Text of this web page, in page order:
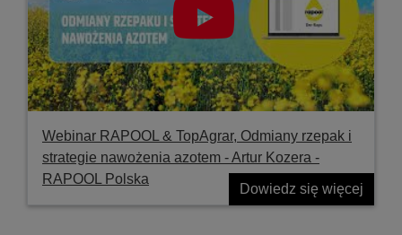
Webinar RAPOOL & TopAgrar, Odmiany rzepak i
strategie nawożenia azotem - Artur Kozera -
RAPOOL Polska
Dowiedz się więcej